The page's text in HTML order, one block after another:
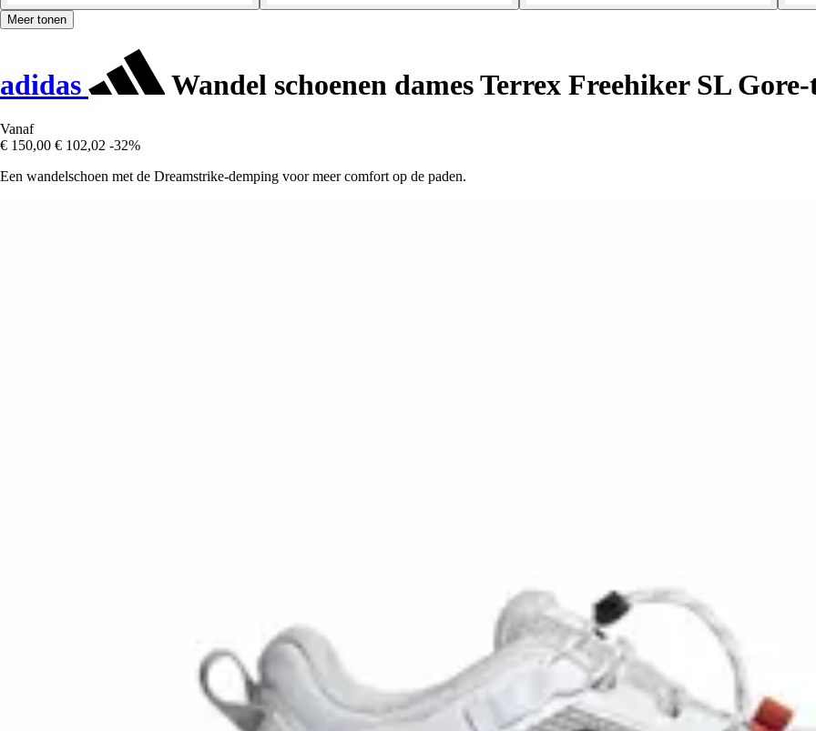
Meer tonen
adidas Wandel schoenen dames Terrex Freehiker SL
Vanaf
€ 150,00 € 102,02 -32%
Een wandelschoen met de Dreamstrike-demping voor meer comfort op de paden.